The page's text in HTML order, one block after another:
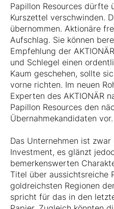
Papillon Resources dürfte
Kurszettel verschwinden.
übernommen. Aktionäre
Aufschlag. Sie können
Empfehlung der
und Schlegel einen
Kaum geschehen, sollte
vorne richten. Im neuen
Experten des AKTIONÄR
Papillon Resources den
Übernahmekandidaten vor.
Das Unternehmen ist
Investment, es glänzt
bemerkenswerten
Titel über aussichtsreiche
goldreichsten Regionen
spricht für das in den